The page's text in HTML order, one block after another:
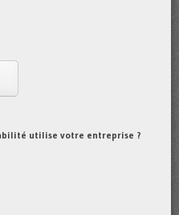
utilise votre entreprise ?